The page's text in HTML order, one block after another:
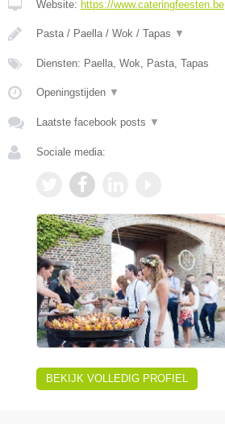
Website: https://www.cateringfeesten.be
Pasta / Paella / Wok / Tapas ▼
Diensten: Paella, Wok, Pasta, Tapas
Openingstijden ▼
Laatste facebook posts ▼
Sociale media:
BEKIJK VOLLEDIG PROFIEL